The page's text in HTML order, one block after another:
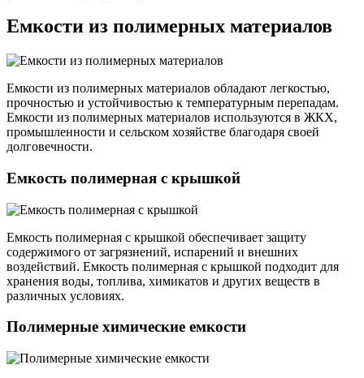
Емкости из полимерных материалов
Емкости из полимерных материалов обладают легкостью,
прочностью и устойчивостью к температурным перепадам.
Емкости из полимерных материалов используются в ЖКХ,
промышленности и сельском хозяйстве благодаря своей
долговечности.
Емкость полимерная с крышкой
Емкость полимерная с крышкой обеспечивает защиту
содержимого от загрязнений, испарений и внешних
воздействий. Емкость полимерная с крышкой подходит для
хранения воды, топлива, химикатов и других веществ в
различных условиях.
Полимерные химические емкости